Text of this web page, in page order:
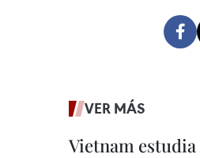
VER MÁS
Vietnam